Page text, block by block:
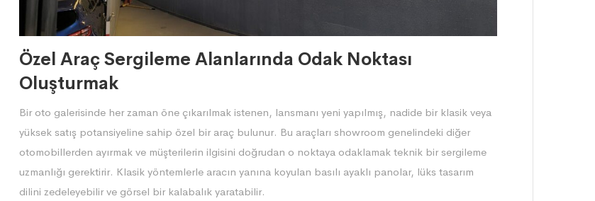
Özel Araç Sergileme Alanlarında Odak Noktası
Oluşturmak
Bir oto galerisinde her zaman öne çıkarılmak istenen, lansmanı yeni yapılmış, nadide bir klasik veya
yüksek satış potansiyeline sahip özel bir araç bulunur. Bu araçları showroom genelindeki diğer
otomobillerden ayırmak ve müşterilerin ilgisini doğrudan o noktaya odaklamak teknik bir sergileme
uzmanlığı gerektirir. Klasik yöntemlerle aracın yanına koyulan basılı ayaklı panolar, lüks tasarım
dilini zedeleyebilir ve görsel bir kalabalık yaratabilir.